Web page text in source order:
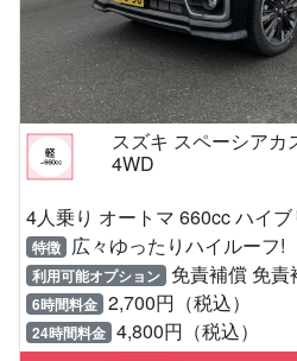
スズキ スペーシアカ
4WD
4人乗り オートマ 660cc ハイブ
特徴 広々ゆったりハイルーフ!
利用可能オプション 免責補償 免責
6時間料金 2,700円（税込）
24時間料金 4,800円（税込）